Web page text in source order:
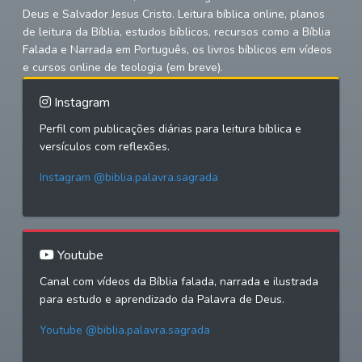
Deus e Salvador Jesus Cristo. Leitura bíblica online, planos
de leitura da Bíblia, estudos bíblicos, recursos como a Bíblia
Falada e Narrada em Português, os livros bíblicos em vídeos
e cursos online de teologia (em breve).
Instagram
Perfil com publicações diárias para leitura bíblica e
versículos com reflexões.
Instagram @biblia.palavra.sagrada
Youtube
Canal com vídeos da Bíblia falada, narrada e ilustrada
para estudo e aprendizado da Palavra de Deus.
Youtube @biblia.palavra.sagrada